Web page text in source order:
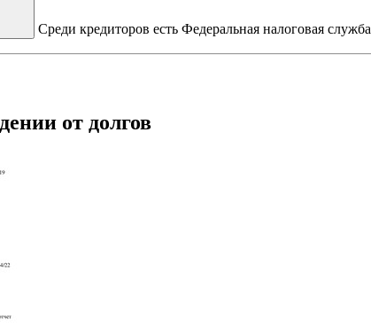
Среди кредиторов есть Федеральная налоговая служба
от долгов